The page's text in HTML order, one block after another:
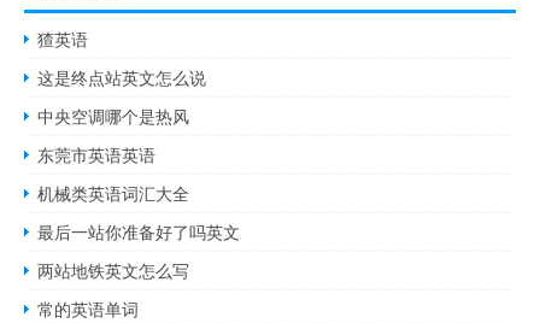
猹英语
这是终点站英文怎么说
中央空调哪个是热风
东莞市英语英语
机械类英语词汇大全
最后一站你准备好了吗英文
两站地铁英文怎么写
常的英语单词